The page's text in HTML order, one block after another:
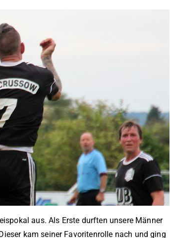
aus. Als Erste durften unsere Männer
kam seiner Favoritenrolle nach und ging